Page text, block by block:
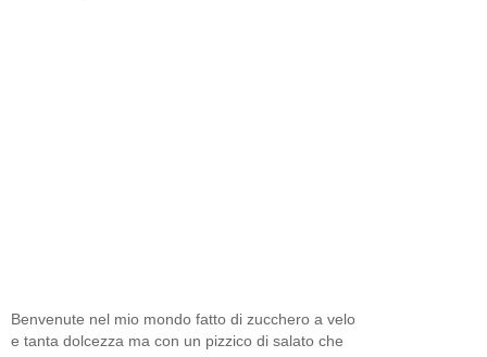
Benvenute nel mio mondo fatto di zucchero a velo
e tanta dolcezza ma con un pizzico di salato che